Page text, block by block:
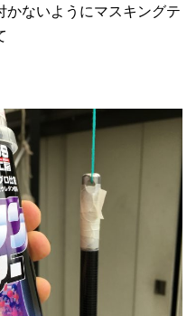
かないようにマスキングテ